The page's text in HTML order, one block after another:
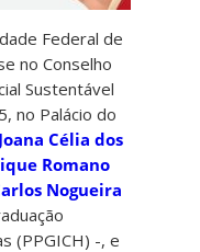
Federal de
no Conselho
Sustentável
no Palácio do
Joana Célia dos
Romano
Nogueira
(PPGICH) -, e